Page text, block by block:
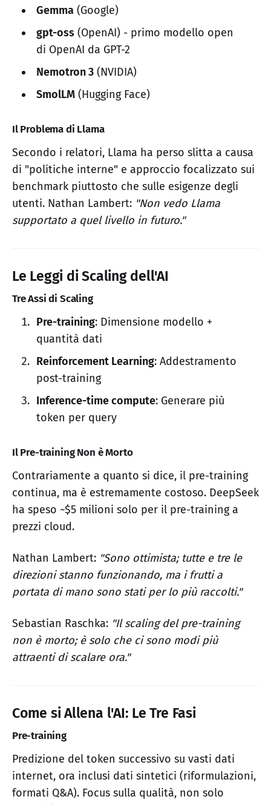
Gemma(Google)
gpt-oss(OpenAI) - primo modello open
di OpenAI da GPT-2
Nemotron 3(NVIDIA)
SmolLM(Hugging Face)
Il Problema di Llama
Secondo i relatori, Llama ha perso slitta a causa
di "politiche interne" e approccio focalizzato sui
benchmark piuttosto che sulle esigenze degli
utenti. Nathan Lambert: "Non vedo Llama
supportato a quel livello in futuro."
Le Leggi di Scaling dell'AI
Tre Assi di Scaling
Pre-training: Dimensione modello +
quantità dati
Reinforcement Learning: Addestramento
post-training
Inference-time compute: Generare più
token per query
Il Pre-training Non è Morto
Contrariamente a quanto si dice, il pre-training
continua, ma è estremamente costoso. DeepSeek
ha speso ~$5 milioni solo per il pre-training a
prezzi cloud.
Nathan Lambert: "Sono ottimista; tutte e tre le
direzioni stanno funzionando, ma i frutti a
portata di mano sono stati per lo più raccolti."
Sebastian Raschka: "Il scaling del pre-training
non è morto; è solo che ci sono modi più
attraenti di scalare ora."
Come si Allena l'AI: Le Tre Fasi
Pre-training
Predizione del token successivo su vasti dati
internet, ora inclusi dati sintetici (riformulazioni,
formati Q&A). Focus sulla qualità, non solo